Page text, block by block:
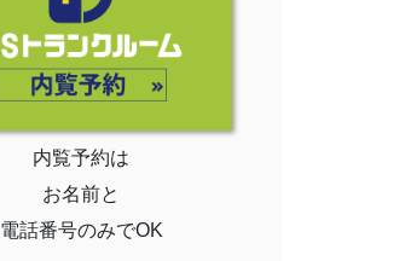
内覧予約は
お名前と
電話番号のみでOK